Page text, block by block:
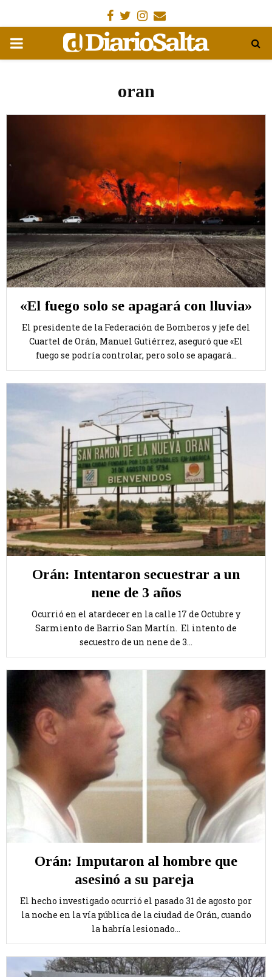
Facebook
Gorjeo
Instagram
Email
MENÚ
oran
«El fuego solo se apagará con lluvia»
El presidente de la Federación de Bomberos y jefe del
Cuartel de Orán, Manuel Gutiérrez, aseguró que «El
fuego se podría controlar, pero solo se apagará...
Orán: Intentaron secuestrar a un
nene de 3 años
Ocurrió en el atardecer en la calle 17 de Octubre y
Sarmiento de Barrio San Martín. El intento de
secuestro de un nene de 3...
Orán: Imputaron al hombre que
asesinó a su pareja
El hecho investigado ocurrió el pasado 31 de agosto por
la noche en la vía pública de la ciudad de Orán, cuando
la habría lesionado...